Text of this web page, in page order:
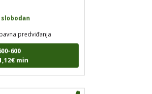
predviđanja
600
min